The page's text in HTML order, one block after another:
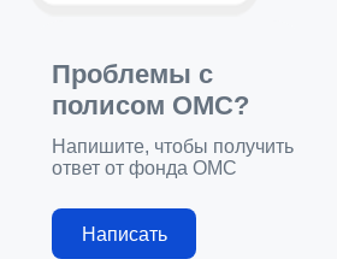
Проблемы с
полисом ОМС?
Напишите, чтобы получить
ответ от фонда ОМС
Написать